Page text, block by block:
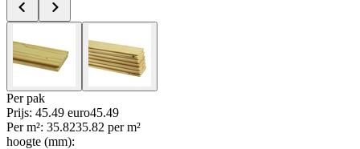
Per pak
Prijs: 45.49 euro45.49
Per m²: 35.8235.82 per m²
hoogte (mm):